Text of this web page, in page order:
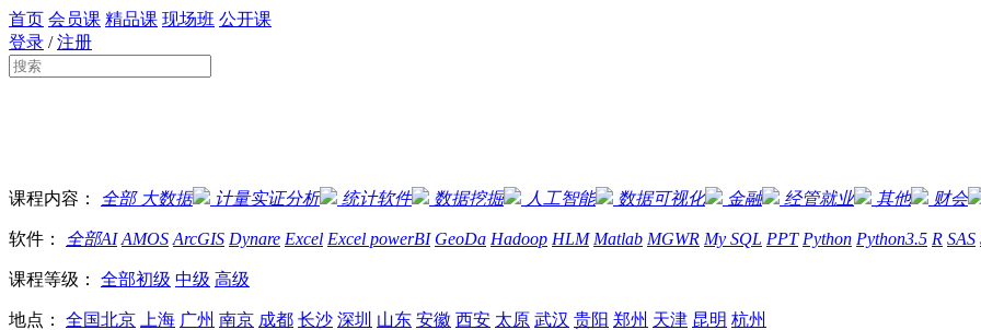
首页 会员课 精品课 现场班 公开课
登录 /注册
课程内容： 全部大数据 计量实证分析 统计软件 数据挖掘 人工智能 数据可视化 金融 经管就业 其他 财会
软件： 全部AI AMOS ArcGIS Dynare Excel Excel powerBI GeoDa Hadoop HLM Matlab MGWR My SQL PPT Python Python3.5 R SAS
课程等级： 全部初级 中级 高级
地点： 全国北京 上海 广州 南京 成都 长沙 深圳 山东 安徽 西安 太原 武汉 贵阳 郑州 天津 昆明 杭州